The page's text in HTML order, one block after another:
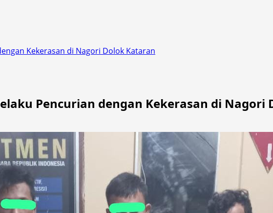
Kekerasan di Nagori Dolok Kataran
Pencurian dengan Kekerasan di Nagori